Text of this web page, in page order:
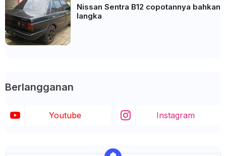
Nissan Sentra B12 copotannya bahkan
langka
Berlangganan
Youtube Instagram